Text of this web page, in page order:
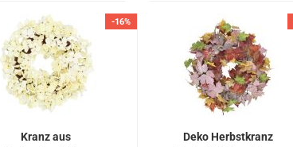
-16%
Kranz aus
Deko Herbstkranz